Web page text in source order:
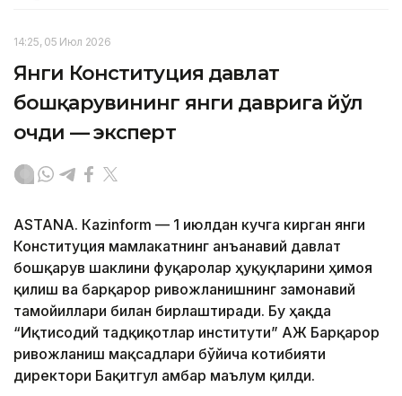
14:25, 05 Июл 2026
Янги Конституция давлат
бошқарувининг янги даврига йўл
очди — эксперт
ASTANА. Кazinform — 1 июлдан кучга кирган янги
Конституция мамлакатнинг анъанавий давлат
бошқарув шаклини фуқаролар ҳуқуқларини ҳимоя
қилиш ва барқарор ривожланишнинг замонавий
тамойиллари билан бирлаштиради. Бу ҳақда
“Иқтисодий тадқиқотлар институти” АЖ Барқарор
ривожланиш мақсадлари бўйича котибияти
директори Бақитгул Қамбар маълум қилди.